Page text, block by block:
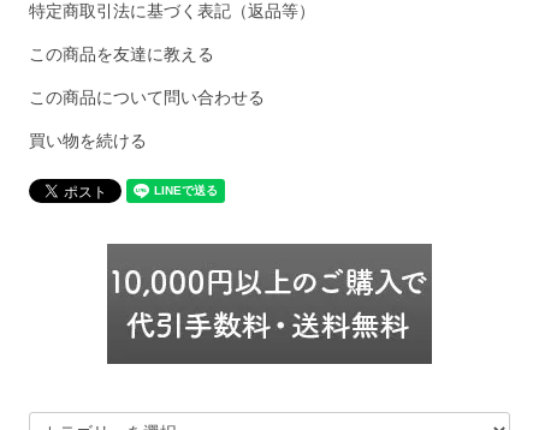
特定商取引法に基づく表記（返品等）
この商品を友達に教える
この商品について問い合わせる
買い物を続ける